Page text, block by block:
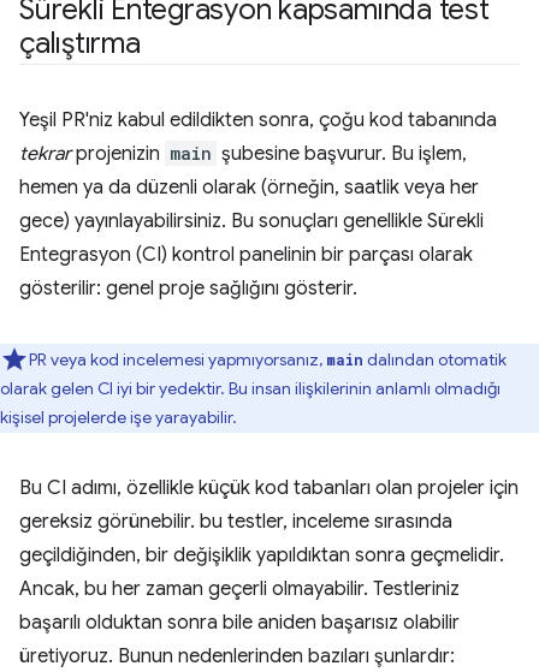
Sürekli Entegrasyon kapsamında test
çalıştırma
Yeşil PR'niz kabul edildikten sonra, çoğu kod tabanında
tekrarprojenizin main şubesine başvurur. Bu işlem,
hemen ya da düzenli olarak (örneğin, saatlik veya her
gece) yayınlayabilirsiniz. Bu sonuçları genellikle Sürekli
Entegrasyon (CI) kontrol panelinin bir parçası olarak
gösterilir: genel proje sağlığını gösterir.
PR veya kod incelemesi yapmıyorsanız, main dalından otomatik
olarak gelen CI iyi bir yedektir. Bu insan ilişkilerinin anlamlı olmadığı
kişisel projelerde işe yarayabilir.
Bu CI adımı, özellikle küçük kod tabanları olan projeler için
gereksiz görünebilir. bu testler, inceleme sırasında
geçildiğinden, bir değişiklik yapıldıktan sonra geçmelidir.
Ancak, bu her zaman geçerli olmayabilir. Testleriniz
başarılı olduktan sonra bile aniden başarısız olabilir
üretiyoruz. Bunun nedenlerinden bazıları şunlardır: